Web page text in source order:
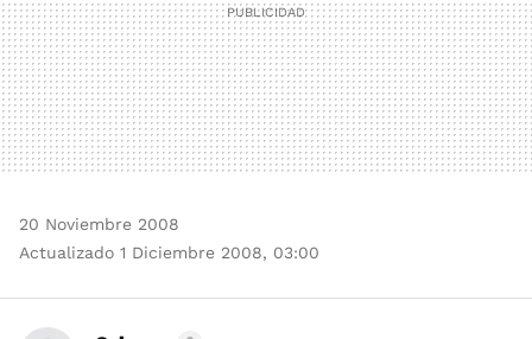
20 Noviembre 2008
Actualizado 1 Diciembre 2008, 03:00